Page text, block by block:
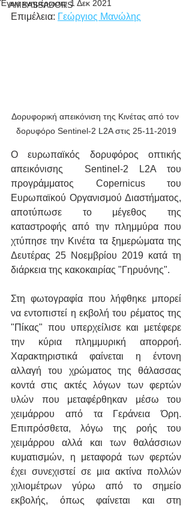
AMBASSADORS
Έγινε ενημέρωση:1 Δεκ 2021
Επιμέλεια: Γεώργιος Μανώλης
Δορυφορική απεικόνιση της Κινέτας από τον
δορυφόρο Sentinel-2 L2A στις 25-11-2019
Ο ευρωπαϊκός δορυφόρος οπτικής
απεικόνισης  Sentinel-2 L2A του
προγράμματος Copernicus του
Ευρωπαϊκού Οργανισμού Διαστήματος,
αποτύπωσε το μέγεθος της
καταστροφής από την πλημμύρα που
χτύπησε την Κινέτα τα ξημερώματα της
Δευτέρας 25 Νοεμβρίου 2019 κατά τη
διάρκεια της κακοκαιρίας "Γηρυόνης".
Στη φωτογραφία που λήφθηκε μπορεί
να εντοπιστεί η εκβολή του ρέματος της
"Πίκας" που υπερχείλισε και μετέφερε
την κύρια πλημμυρική απορροή.
Χαρακτηριστικά φαίνεται η έντονη
αλλαγή του χρώματος της θάλασσας
κοντά στις ακτές λόγων των φερτών
υλών που μεταφέρθηκαν μέσω του
χειμάρρου από τα Γεράνεια Όρη.
Επιπρόσθετα, λόγω της ροής του
χειμάρρου αλλά και των θαλάσσιων
κυματισμών, η μεταφορά των φερτών
έχει συνεχιστεί σε μια ακτίνα πολλών
χιλιομέτρων γύρω από το σημείο
εκβολής, όπως φαίνεται και στη